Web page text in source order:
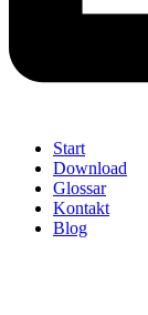
Start
Download
Glossar
Kontakt
Blog